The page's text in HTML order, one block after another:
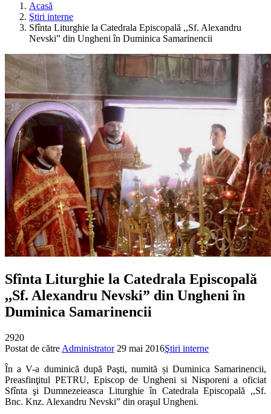
Acasă
Ştiri interne
Sfînta Liturghie la Catedrala Episcopală ,,Sf. Alexandru
Nevski” din Ungheni în Duminica Samarinencii
Sfînta Liturghie la Catedrala Episcopală
,,Sf. Alexandru Nevski” din Ungheni în
Duminica Samarinencii
2920
Postat de către Administrator 29 mai 2016Ştiri interne
În a V-a duminică după Paşti, numită și Duminica Samarinencii,
Preasfinţitul PETRU, Episcop de Ungheni si Nisporeni a oficiat
Sfînta şi Dumnezeieasca Liturghie în Catedrala Episcopală ,,Sf.
Bnc. Knz. Alexandru Nevski” din oraşul Ungheni.